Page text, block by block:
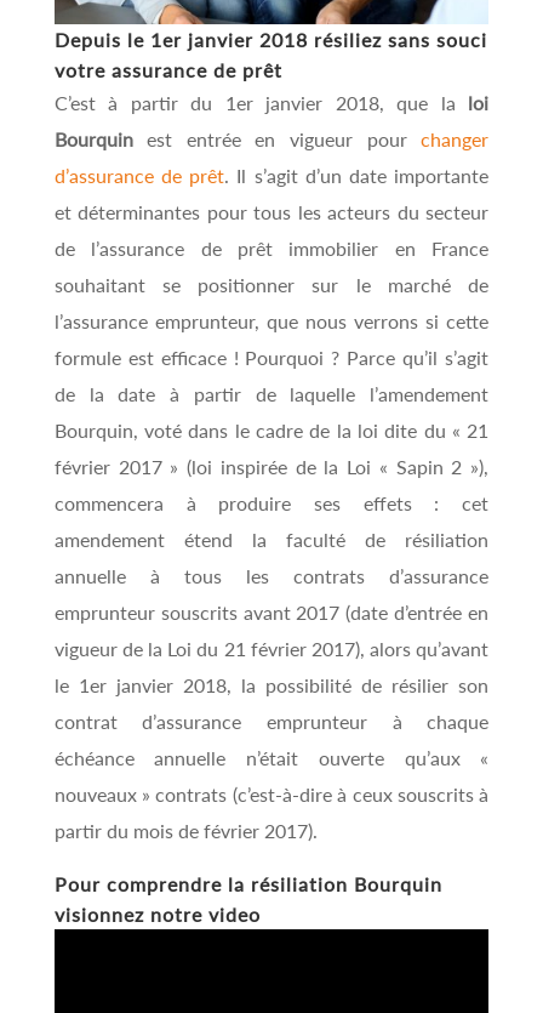
Depuis le 1er janvier 2018 résiliez sans souci
votre assurance de prêt
C’est à partir du 1er janvier 2018, que la loi
Bourquinest entrée en vigueur pourchanger
d’assurance de prêt . Il s’agit d’un date importante
et déterminantes pour tous les acteurs du secteur
de l’assurance de prêt immobilier en France
souhaitant se positionner sur le marché de
l’assurance emprunteur, que nous verrons si cette
formule est efficace ! Pourquoi ? Parce qu’il s’agit
de la date à partir de laquelle l’amendement
Bourquin, voté dans le cadre de la loi dite du « 21
février 2017 » (loi inspirée de la Loi « Sapin 2 »),
commencera à produire ses effets : cet
amendement étend la faculté de résiliation
annuelle à tous les contrats d’assurance
emprunteur souscrits avant 2017 (date d’entrée en
vigueur de la Loi du 21 février 2017), alors qu’avant
le 1er janvier 2018, la possibilité de résilier son
contrat d’assurance emprunteur à chaque
échéance annuelle n’était ouverte qu’aux «
nouveaux » contrats (c’est-à-dire à ceux souscrits à
partir du mois de février 2017).
Pour comprendre la résiliation Bourquin
visionnez notre video